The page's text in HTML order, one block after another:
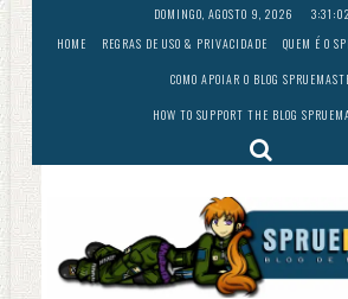
Skip
to
content
DOMINGO, AGOSTO 9, 2026
HOME
REGRAS DE USO & PRIVACIDADE
QUEM É O
COMO APOIAR O BLOG
HOW TO SUPPORT THE BLOG